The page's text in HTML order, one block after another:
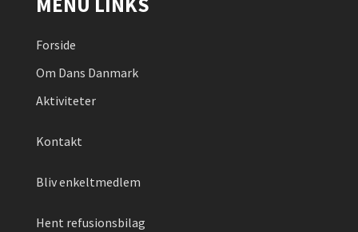
Forside
Om Dans Danmark
Aktiviteter
Kontakt
Bliv enkeltmedlem
Hent refusionsbilag